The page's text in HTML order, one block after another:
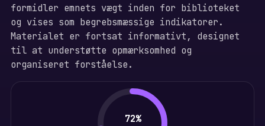
formidler emnets vægt inden for biblioteket
og vises som begrebsmæssige indikatorer.
Materialet er fortsat informativt, designet
til at understøtte opmærksomhed og
organiseret forståelse.
72%